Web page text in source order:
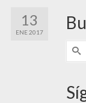
13
ENE 2017